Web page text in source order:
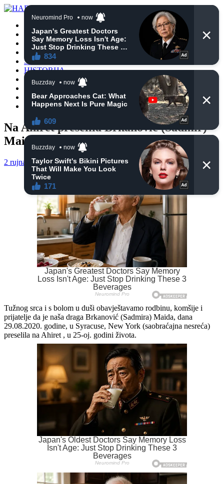
VIJESTI
BIH
TURSKA
SVIJET
HISTORIJA
RELIGIJA
ZANIMLJIVOSTI
CRNA HRONIKA
OBAVIJESTI
Na Ahiret preselila Brkanović (Sadmir)
Maida
2 rujna, 2020 haberhana OBAVIJESTI
Tužnog srca i s bolom u duši obavještavamo rodbinu, komšije i
prijatelje da je naša draga Brkanović (Sadmira) Maida, dana
29.08.2020. godine, u Syracuse, New York (saobraćajna nesreća)
preselila na Ahiret , u 25-oj. godini života.